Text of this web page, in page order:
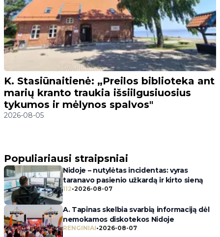
K. Stasiūnaitienė: „Preilos biblioteka ant
marių kranto traukia išsiilgusiuosius
tykumos ir mėlynos spalvos"
2026-08-05
Populiariausi straipsniai
Nidoje – nutylėtas incidentas: vyras
taranavo pasienio užkardą ir kirto sieną
112•2026-08-07
A. Tapinas skelbia svarbią informaciją dėl
nemokamos diskotekos Nidoje
RENGINIAI•2026-08-07